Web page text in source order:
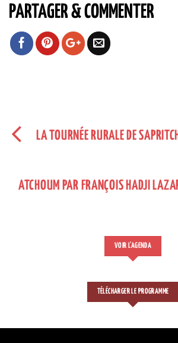
PARTAGER & COMMENTER
LA TOURNÉE RURALE DE
ATCHOUM PAR FRANÇOIS HADJI
VOIR L'AGENDA
TÉLÉCHARGER LE PROGRAMME